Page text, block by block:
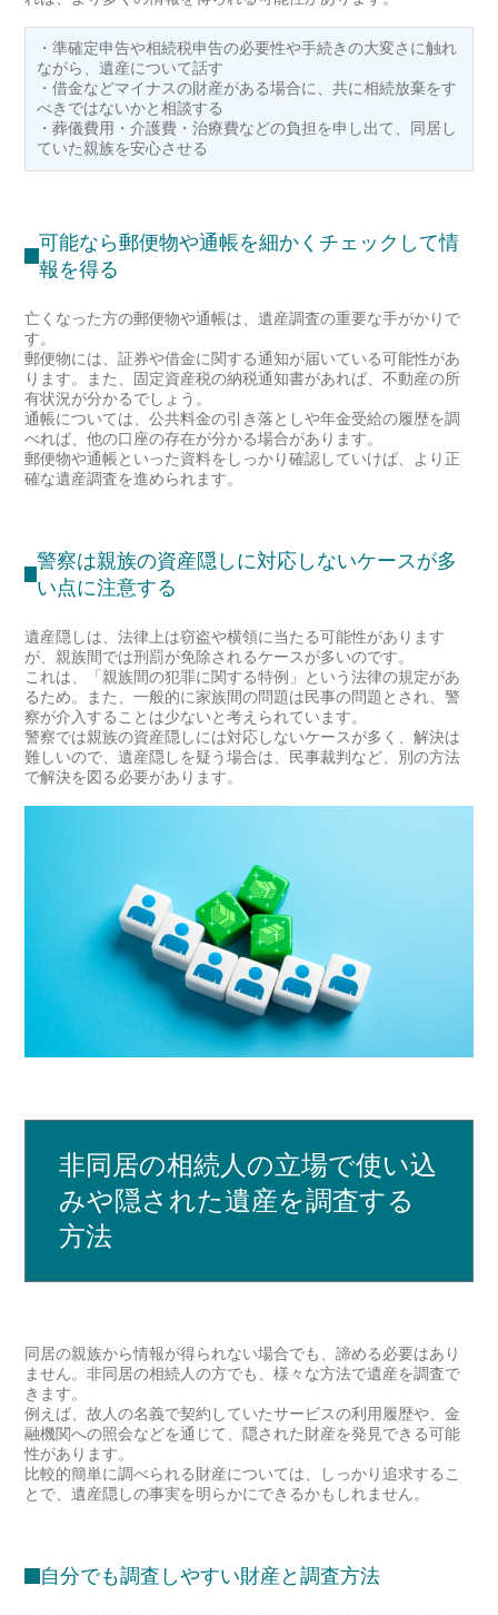
・準確定申告や相続税申告の必要性や手続きの大変さに触れ
ながら、遺産について話す
・借金などマイナスの財産がある場合に、共に相続放棄をす
べきではないかと相談する
・葬儀費用・介護費・治療費などの負担を申し出て、同居し
ていた親族を安心させる
可能なら郵便物や通帳を細かくチェックして情
報を得る
亡くなった方の郵便物や通帳は、遺産調査の重要な手がかりで
す。
郵便物には、証券や借金に関する通知が届いている可能性があ
ります。また、固定資産税の納税通知書があれば、不動産の所
有状況が分かるでしょう。
通帳については、公共料金の引き落としや年金受給の履歴を調
べれば、他の口座の存在が分かる場合があります。
郵便物や通帳といった資料をしっかり確認していけば、より正
確な遺産調査を進められます。
警察は親族の資産隠しに対応しないケースが多
い点に注意する
遺産隠しは、法律上は窃盗や横領に当たる可能性があります
が、親族間では刑罰が免除されるケースが多いのです。
これは、「親族間の犯罪に関する特例」という法律の規定があ
るため。また、一般的に家族間の問題は民事の問題とされ、警
察が介入することは少ないと考えられています。
警察では親族の資産隠しには対応しないケースが多く、解決は
難しいので、遺産隠しを疑う場合は、民事裁判など、別の方法
で解決を図る必要があります。
非同居の相続人の立場で使い込
みや隠された遺産を調査する
方法
同居の親族から情報が得られない場合でも、諦める必要はあり
ません。非同居の相続人の方でも、様々な方法で遺産を調査で
きます。
例えば、故人の名義で契約していたサービスの利用履歴や、金
融機関への照会などを通じて、隠された財産を発見できる可能
性があります。
比較的簡単に調べられる財産については、しっかり追求するこ
とで、遺産隠しの事実を明らかにできるかもしれません。
自分でも調査しやすい財産と調査方法